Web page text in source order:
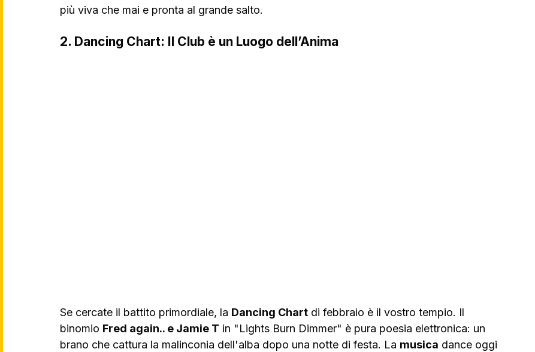
più viva che mai e pronta al grande salto.
2. Dancing Chart: Il Club è un Luogo dell’Anima
Se cercate il battito primordiale, la Dancing Chart di febbraio è il vostro tempio. Il
binomio Fred again.. e Jamie T in "Lights Burn Dimmer" è pura poesia elettronica: un
brano che cattura la malinconia dell'alba dopo una notte di festa. La musica dance oggi